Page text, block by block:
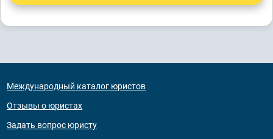
Международный каталог юристов
Отзывы о юристах
Задать вопрос юристу